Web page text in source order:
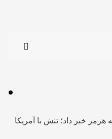
هرمز خبر داد؛ تنش با آمریکا